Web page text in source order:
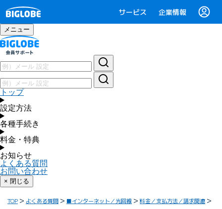
サービス 企業情報
メニュー
トップ
設定方法
各種手続き
料金・特典
お知らせ
よくある質問
お問い合わせ
× 閉じる
TOP よくある質問 ■インターネット／光回線
料金／支払方法／請求関連